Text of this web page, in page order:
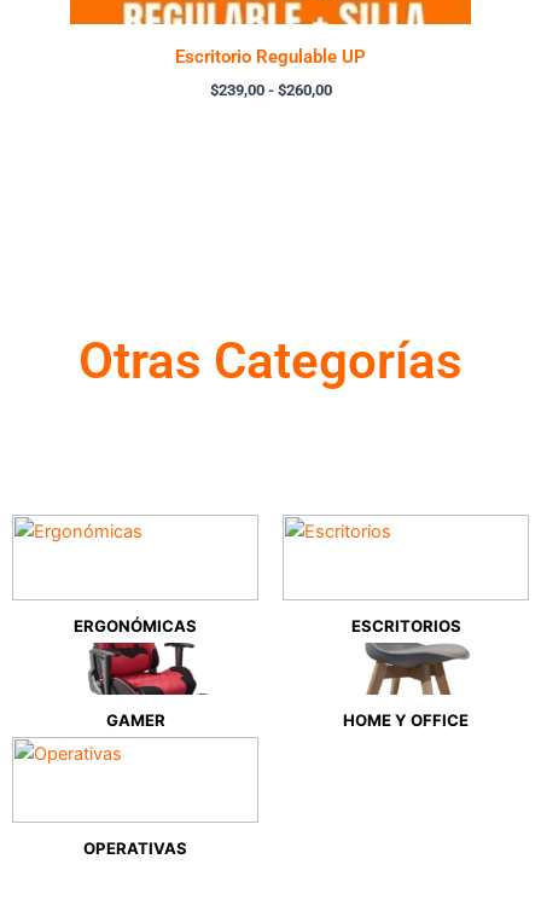
Escritorio Regulable UP
$239,00 - $260,00
Otras Categorías
ERGONÓMICAS ESCRITORIOS
GAMER HOME Y OFFICE
OPERATIVAS